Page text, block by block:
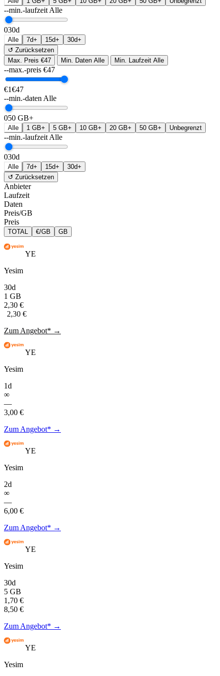
--min.-laufzeit Alle
030d
Alle 7d+ 15d+
30d+
↺ Zurücksetzen
Max. Preis €47 Min. Daten Alle Min. Laufzeit Alle
--max.-preis €47
€1€47
--min.-daten Alle
050 GB+
Alle 1 GB+ 5 GB+ 10 GB+ 20 GB+ 50 GB+ Unbegrenzt
--min.-laufzeit Alle
030d
Alle 7d+ 15d+
30d+
↺ Zurücksetzen
Anbieter
Laufzeit
Daten
Preis/GB
Preis
TOTAL €/GB GB
YE
Yesim
30d
1 GB
2,30 €
2,30 €
Zum Angebot* →
YE
Yesim
1d
∞
—
3,00 €
Zum Angebot* →
YE
Yesim
2d
∞
—
6,00 €
Zum Angebot* →
YE
Yesim
30d
5 GB
1,70 €
8,50 €
Zum Angebot* →
YE
Yesim